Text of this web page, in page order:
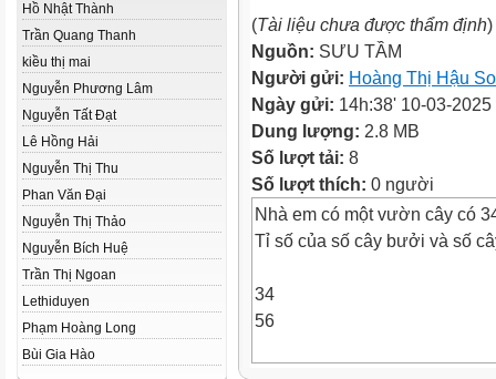
Hồ Nhật Thành
Trần Quang Thanh
kiều thị mai
Nguyễn Phương Lâm
Nguyễn Tất Đạt
Lê Hồng Hải
Nguyễn Thị Thu
Phan Văn Đại
Nguyễn Thị Thảo
Nguyễn Bích Huệ
Trần Thị Ngoan
Lethiduyen
Phạm Hoàng Long
Bùi Gia Hào
(Tài liệu chưa được thẩm định)
Nguồn: SƯU TẦM
Người gửi: Hoàng Thị Hậu
Ngày gửi: 14h:38' 10-03-2025
Dung lượng: 2.8 MB
Số lượt tải: 8
Số lượt thích: 0 người
Nhà em có một vườn cây có
Tỉ số của số cây bưởi và số
34
56